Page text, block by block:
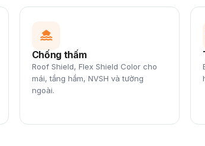
Chống thấm
Roof Shield, Flex Shield Color cho
mái, tầng hầm, NVSH và tường
ngoài.